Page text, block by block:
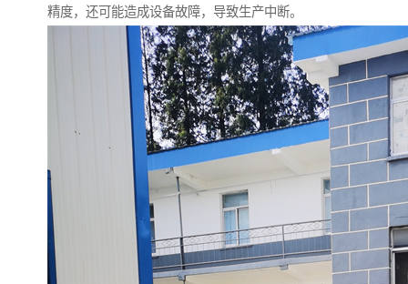
精度，还可能造成设备故障，导致生产中断。